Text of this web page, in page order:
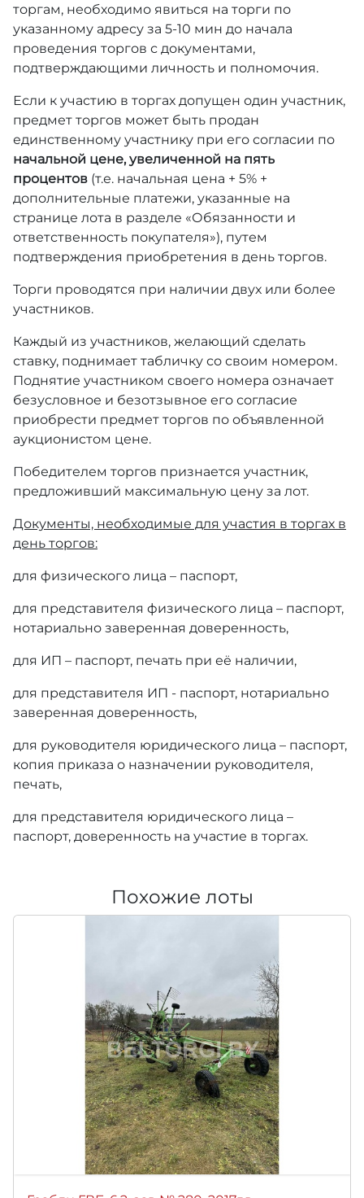
торгам, необходимо явиться на торги по
указанному адресу за 5-10 мин до начала
проведения торгов с документами,
подтверждающими личность и полномочия.
Если к участию в торгах допущен один участник,
предмет торгов может быть продан
единственному участнику при его согласии по
начальной цене, увеличенной на пять
процентов (т.е. начальная цена + 5% +
дополнительные платежи, указанные на
странице лота в разделе «Обязанности и
ответственность покупателя»), путем
подтверждения приобретения в день торгов.
Торги проводятся при наличии двух или более
участников.
Каждый из участников, желающий сделать
ставку, поднимает табличку со своим номером.
Поднятие участником своего номера означает
безусловное и безотзывное его согласие
приобрести предмет торгов по объявленной
аукционистом цене.
Победителем торгов признается участник,
предложивший максимальную цену за лот.
Документы, необходимые для участия в торгах в
день торгов:
для физического лица – паспорт,
для представителя физического лица – паспорт,
нотариально заверенная доверенность,
для ИП – паспорт, печать при её наличии,
для представителя ИП - паспорт, нотариально
заверенная доверенность,
для руководителя юридического лица – паспорт,
копия приказа о назначении руководителя,
печать,
для представителя юридического лица –
паспорт, доверенность на участие в торгах.
Похожие лоты